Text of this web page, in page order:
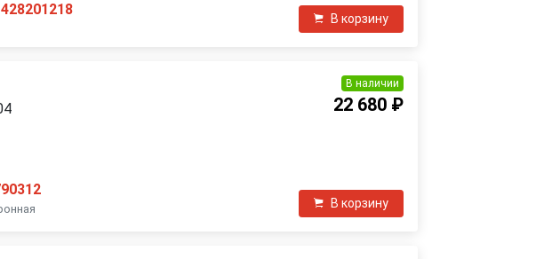
В корзину
В наличии
22 680 ₽
В корзину